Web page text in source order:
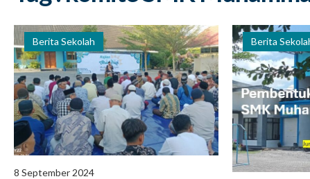
Berita Sekolah
8 September 2024
Berita